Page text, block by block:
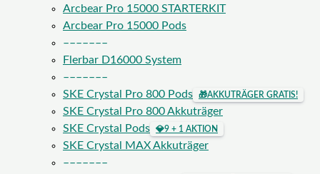
Arcbear Pro 15000 STARTERKIT
Arcbear Pro 15000 Pods
–––––––
Flerbar D16000 System
–––––––
SKE Crystal Pro 800 Pods
🎁AKKUTRÄGER GRATIS!
SKE Crystal Pro 800 Akkuträger
SKE Crystal Pods
💎9 + 1 AKTION
SKE Crystal MAX Akkuträger
–––––––